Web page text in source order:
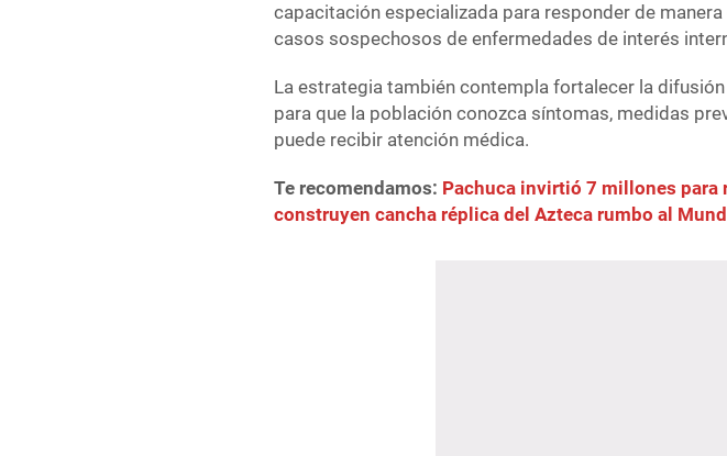
capacitación especializada para responder de
casos sospechosos de enfermedades de interés
La estrategia también contempla fortalecer la
para que la población conozca síntomas, medidas
puede recibir atención médica.
Te recomendamos: Pachuca invirtió 7 millones para
construyen cancha réplica del Azteca rumbo al